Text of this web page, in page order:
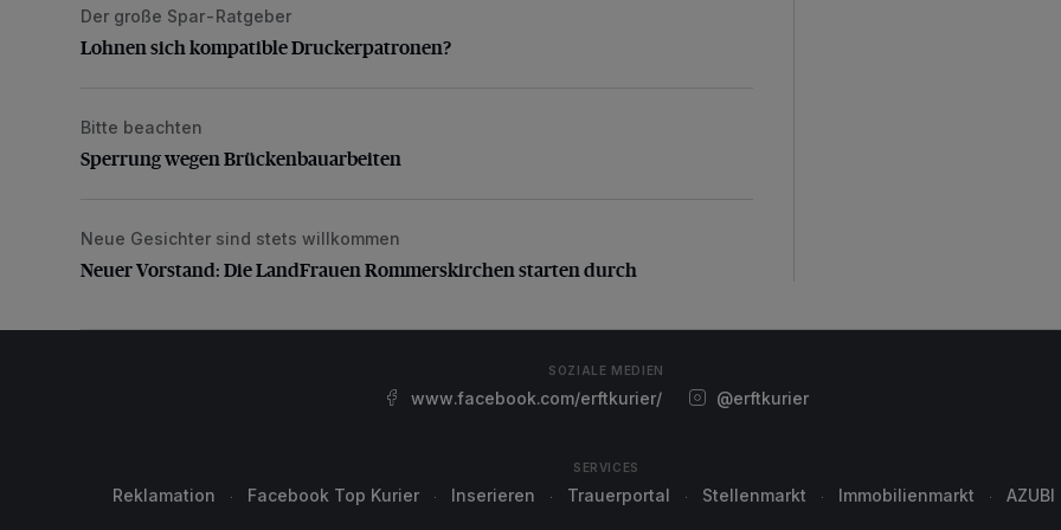
Lohnen sich kompatible Druckerpatronen?
Der große Spar-Ratgeber
Lohnen sich kompatible Druckerpatronen?
Sperrung wegen Brückenbauarbeiten
Bitte beachten
Sperrung wegen Brückenbauarbeiten
Neuer Vorstand: Die LandFrauen Rommerskirchen starten durch
Neue Gesichter sind stets willkommen
Neuer Vorstand: Die LandFrauen Rommerskirchen starten durch
SOZIALE MEDIEN
www.facebook.com/erftkurier/ @erftkurier
SERVICES
Reklamation Facebook Top Kurier Inserieren Trauerportal Stellenmarkt Immobilienmarkt AZUBI